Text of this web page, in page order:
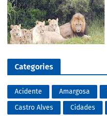
Categories
Acidente Amargosa
Castro Alves
Cidades